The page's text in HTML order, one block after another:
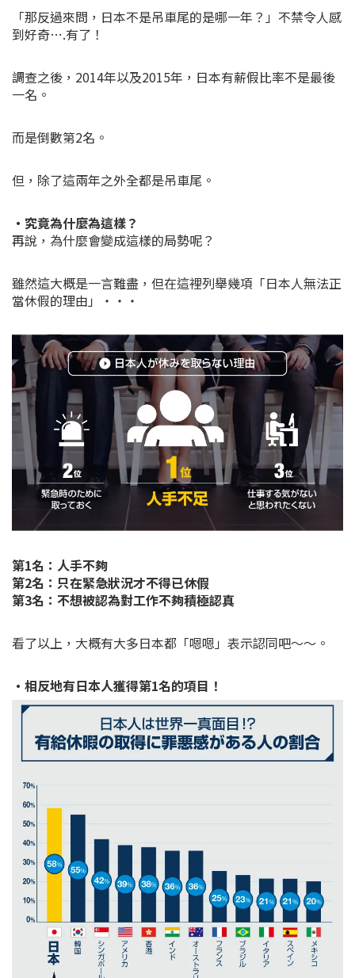
「那反過來問，日本不是吊車尾的是哪一年？」不禁令人感
到好奇….有了！
調查之後，2014年以及2015年，日本有薪假比率不是最後
一名。
而是倒數第2名。
但，除了這兩年之外全都是吊車尾。
・究竟為什麼為這樣？
再說，為什麼會變成這樣的局勢呢？
雖然這大概是一言難盡，但在這裡列舉幾項「日本人無法正
當休假的理由」・・・
第1名：人手不夠
第2名：只在緊急狀況才不得已休假
第3名：不想被認為對工作不夠積極認真
看了以上，大概有大多日本都「嗯嗯」表示認同吧～～。
・相反地有日本人獲得第1名的項目！